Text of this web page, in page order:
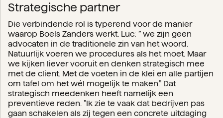
Strategische partner
Die verbindende rol is typerend voor de manier
waarop Boels Zanders werkt. Luc: ” we zijn geen
advocaten in de traditionele zin van het woord.
Natuurlijk voeren we procedures als het moet. Maar
we kijken liever vooruit en denken strategisch mee
met de client. Met de voeten in de klei en alle partijen
om tafel om het wél mogelijk te maken.” Dat
strategisch meedenken heeft namelijk een
preventieve reden. ”Ik zie te vaak dat bedrijven pas
gaan schakelen als zij tegen een concrete uitdaging